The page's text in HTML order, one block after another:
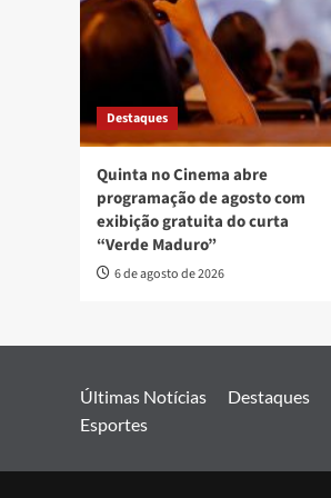
Destaques
Quinta no Cinema abre
programação de agosto com
exibição gratuita do curta
“Verde Maduro”
6 de agosto de 2026
Últimas Notícias Destaques
Esportes